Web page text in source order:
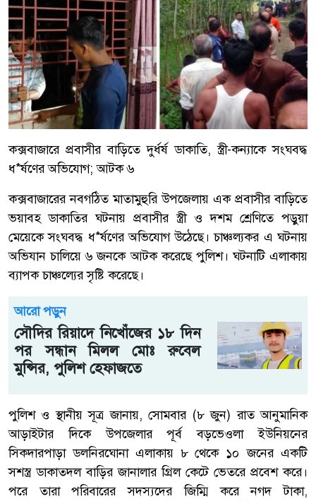
কক্সবাজারে প্রবাসীর বাড়িতে দুর্ধর্ষ ডাকাতি, স্ত্রী-কন্যাকে সংঘবদ্ধ
ধ*র্ষণের অভিযোগ; আটক ৬
কক্সবাজারের নবগঠিত মাতামুহুরি উপজেলায় এক প্রবাসীর বাড়িতে
ভয়াবহ ডাকাতির ঘটনায় প্রবাসীর স্ত্রী ও দশম শ্রেণিতে পড়ুয়া
মেয়েকে সংঘবদ্ধ ধ*র্ষণের অভিযোগ উঠেছে। চাঞ্চল্যকর এ ঘটনায়
অভিযান চালিয়ে ৬ জনকে আটক করেছে পুলিশ। ঘটনাটি এলাকায়
ব্যাপক চাঞ্চল্যের সৃষ্টি করেছে।
আরো পড়ুন
সৌদির রিয়াদে নিখোঁজের ১৮ দিন
পর সন্ধান মিলল মোঃ রুবেল
মুন্সির, পুলিশ হেফাজতে
পুলিশ ও স্থানীয় সূত্র জানায়, সোমবার (৮ জুন) রাত আনুমানিক
আড়াইটার দিকে উপজেলার পূর্ব বড়ভেওলা ইউনিয়নের
সিকদারপাড়া ডলনিরঘোনা এলাকায় ৮ থেকে ১০ জনের একটি
সশস্ত্র ডাকাতদল বাড়ির জানালার গ্রিল কেটে ভেতরে প্রবেশ করে।
পরে তারা পরিবারের সদস্যদের জিম্মি করে নগদ টাকা,